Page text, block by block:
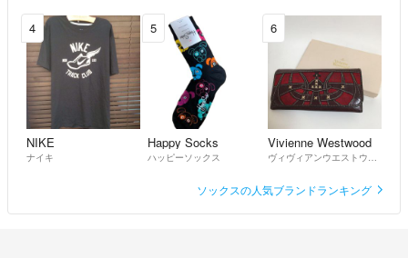
4
NIKE
ナイキ
5
Happy Socks
ハッピーソックス
6
Vivienne Westwood
ソックスの人気ブランドランキング